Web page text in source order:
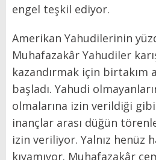
engel teşkil ediyor.
Amerikan Yahudilerinin
Muhafazakâr Yahudiler
kazandırmak için birtakım
başladı. Yahudi
olmalarına izin verildiği
inançlar arası düğün
izin veriliyor. Yalnız henüz
kıyamıyor. Muhafazakâr